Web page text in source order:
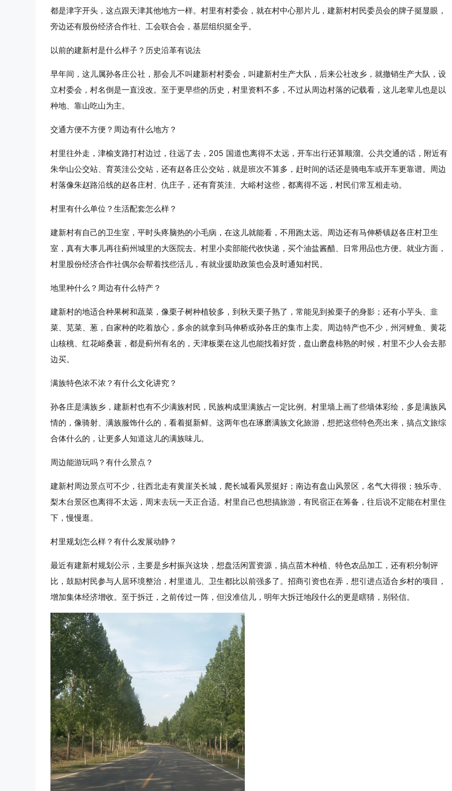
都是津字开头，这点跟天津其他地方一样。村里有村委会，就在村中心那片儿，建新村村民委员会的牌子挺显眼，
旁边还有股份经济合作社、工会联合会，基层组织挺全乎。
以前的建新村是什么样子？历史沿革有说法
早年间，这儿属孙各庄公社，那会儿不叫建新村村委会，叫建新村生产大队，后来公社改乡，就撤销生产大队，设
立村委会，村名倒是一直没改。至于更早些的历史，村里资料不多，不过从周边村落的记载看，这儿老辈儿也是以
种地、靠山吃山为主。
交通方便不方便？周边有什么地方？
村里往外走，津榆支路打村边过，往远了去，205 国道也离得不太远，开车出行还算顺溜。公共交通的话，附近有
朱华山公交站、育英洼公交站，还有赵各庄公交站，就是班次不算多，赶时间的话还是骑电车或开车更靠谱。周边
村落像朱赵路沿线的赵各庄村、仇庄子，还有育英洼、大峪村这些，都离得不远，村民们常互相走动。
村里有什么单位？生活配套怎么样？
建新村有自己的卫生室，平时头疼脑热的小毛病，在这儿就能看，不用跑太远。周边还有马伸桥镇赵各庄村卫生
室，真有大事儿再往蓟州城里的大医院去。村里小卖部能代收快递，买个油盐酱醋、日常用品也方便。就业方面，
村里股份经济合作社偶尔会帮着找些活儿，有就业援助政策也会及时通知村民。
地里种什么？周边有什么特产？
建新村的地适合种果树和蔬菜，像栗子树种植较多，到秋天栗子熟了，常能见到捡栗子的身影；还有小芋头、韭
菜、苋菜、葱，自家种的吃着放心，多余的就拿到马伸桥或孙各庄的集市上卖。周边特产也不少，州河鲤鱼、黄花
山核桃、红花峪桑葚，都是蓟州有名的，天津板栗在这儿也能找着好货，盘山磨盘柿熟的时候，村里不少人会去那
边买。
满族特色浓不浓？有什么文化讲究？
孙各庄是满族乡，建新村也有不少满族村民，民族构成里满族占一定比例。村里墙上画了些墙体彩绘，多是满族风
情的，像骑射、满族服饰什么的，看着挺新鲜。这两年也在琢磨满族文化旅游，想把这些特色亮出来，搞点文旅综
合体什么的，让更多人知道这儿的满族味儿。
周边能游玩吗？有什么景点？
建新村周边景点可不少，往西北走有黄崖关长城，爬长城看风景挺好；南边有盘山风景区，名气大得很；独乐寺、
梨木台景区也离得不太远，周末去玩一天正合适。村里自己也想搞旅游，有民宿正在筹备，往后说不定能在村里住
下，慢慢逛。
村里规划怎么样？有什么发展动静？
最近有建新村规划公示，主要是乡村振兴这块，想盘活闲置资源，搞点苗木种植、特色农品加工，还有积分制评
比，鼓励村民参与人居环境整治，村里道儿、卫生都比以前强多了。招商引资也在弄，想引进点适合乡村的项目，
增加集体经济增收。至于拆迁，之前传过一阵，但没准信儿，明年大拆迁地段什么的更是瞎猜，别轻信。